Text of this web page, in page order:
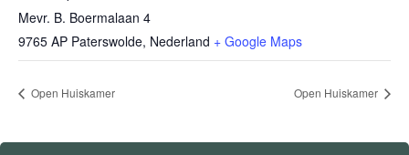
Mevr. B. Boermalaan 4
9765 AP Paterswolde, Nederland + Google Maps
Open Huiskamer Open Huiskamer